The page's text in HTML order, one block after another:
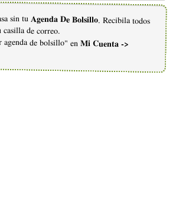
sin tu Agenda De Bolsillo. Recibila todos
de correo.
de bolsillo" en Mi Cuenta ->